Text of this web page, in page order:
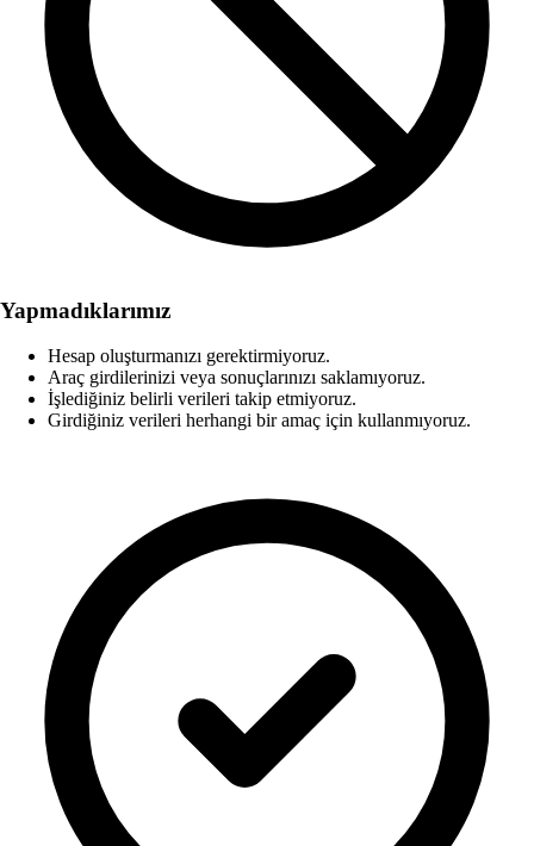
Yapmadıklarımız
Hesap oluşturmanızı gerektirmiyoruz.
Araç girdilerinizi veya sonuçlarınızı saklamıyoruz.
İşlediğiniz belirli verileri takip etmiyoruz.
Girdiğiniz verileri herhangi bir amaç için kullanmıyoruz.